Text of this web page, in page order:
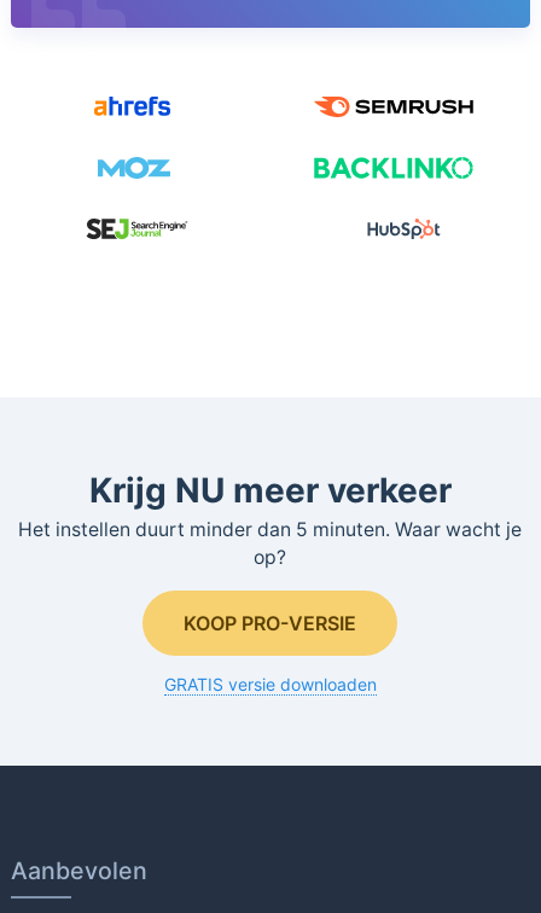
Krijg NU meer verkeer
Het instellen duurt minder dan 5 minuten. Waar wacht je
op?
KOOP PRO-VERSIE
GRATIS versie downloaden
Aanbevolen